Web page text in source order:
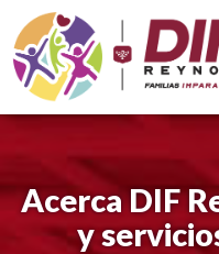
Acerca DIF
y